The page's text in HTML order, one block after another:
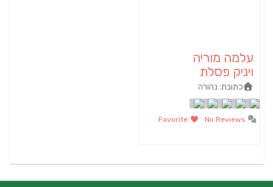
עלמה מוריה
ויניק פסלת
כתובת:נהורה
No Reviews
Favorite